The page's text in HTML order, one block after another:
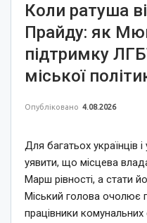
Коли ратуша
Прайду: як
підтримку
міської
Опубліковано 4.08.2026
Для багатьох українців
уявити, що місцева
Марш рівності, а стати
Міський голова очолює
працівники